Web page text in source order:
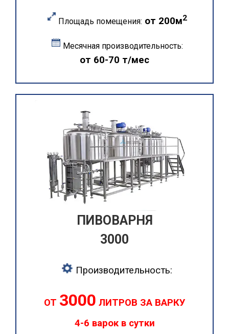
Площадь помещения: от 200м2
Месячная производительность:
от 60-70 т/мес
ПИВОВАРНЯ
3000
Производительность:
ОТ 3000 ЛИТРОВ ЗА ВАРКУ
4-6 варок в сутки